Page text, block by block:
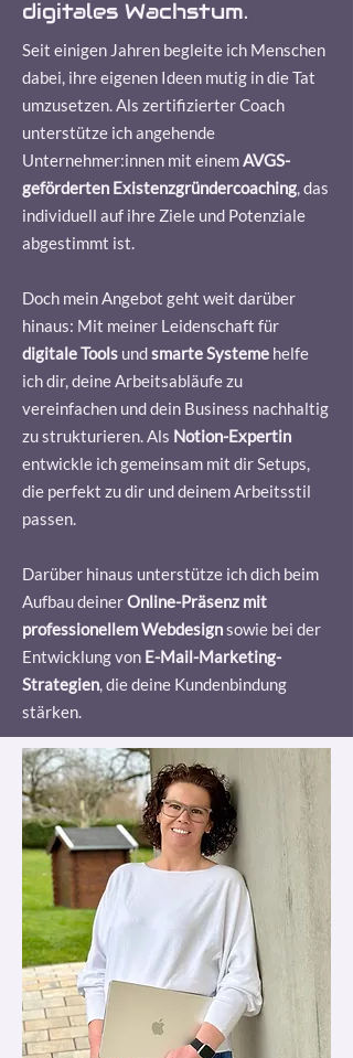
digitales Wachstum.
Seit einigen Jahren begleite ich Menschen
dabei, ihre eigenen Ideen mutig in die Tat
umzusetzen. Als zertifizierter Coach
unterstütze ich angehende
Unternehmer:innen mit einemAVGS-
geförderten Existenzgründercoaching, das
individuell auf ihre Ziele und Potenziale
abgestimmt ist.
Doch mein Angebot geht weit darüber
hinaus: Mit meiner Leidenschaft für
digitale Tools undsmarte Systeme helfe
ich dir, deine Arbeitsabläufe zu
vereinfachen und dein Business nachhaltig
zu strukturieren. Als Notion-Expertin
entwickle ich gemeinsam mit dir Setups,
die perfekt zu dir und deinem Arbeitsstil
passen.
Darüber hinaus unterstütze ich dich beim
Aufbau deinerOnline-Präsenz mit
professionellem Webdesignsowie bei der
Entwicklung von E-Mail-Marketing-
Strategien, die deine Kundenbindung
stärken.